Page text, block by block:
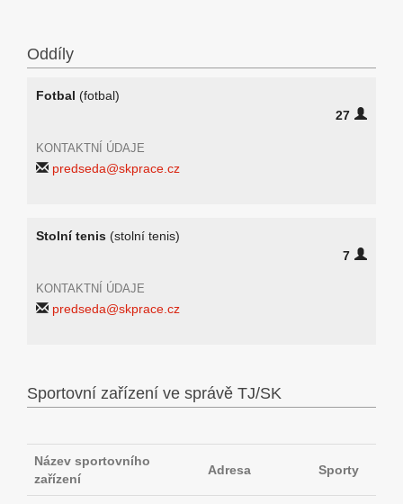
Oddíly
Fotbal (fotbal)
27
KONTAKTNÍ ÚDAJE
predseda@skprace.cz
Stolní tenis (stolní tenis)
7
KONTAKTNÍ ÚDAJE
predseda@skprace.cz
Sportovní zařízení ve správě TJ/SK
Název sportovního
zařízení
Adresa Sporty